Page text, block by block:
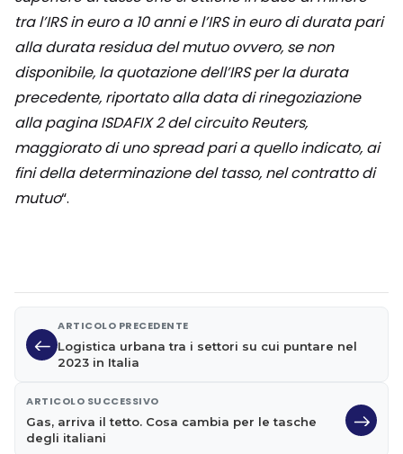
tra l’IRS in euro a 10 anni e l’IRS in euro di durata pari
alla durata residua del mutuo ovvero, se non
disponibile, la quotazione dell’IRS per la durata
precedente, riportato alla data di rinegoziazione
alla pagina ISDAFIX 2 del circuito Reuters,
maggiorato di uno spread pari a quello indicato, ai
fini della determinazione del tasso, nel contratto di
mutuo“.
ARTICOLO PRECEDENTE
Logistica urbana tra i settori su cui puntare nel
2023 in Italia
ARTICOLO SUCCESSIVO
Gas, arriva il tetto. Cosa cambia per le tasche
degli italiani